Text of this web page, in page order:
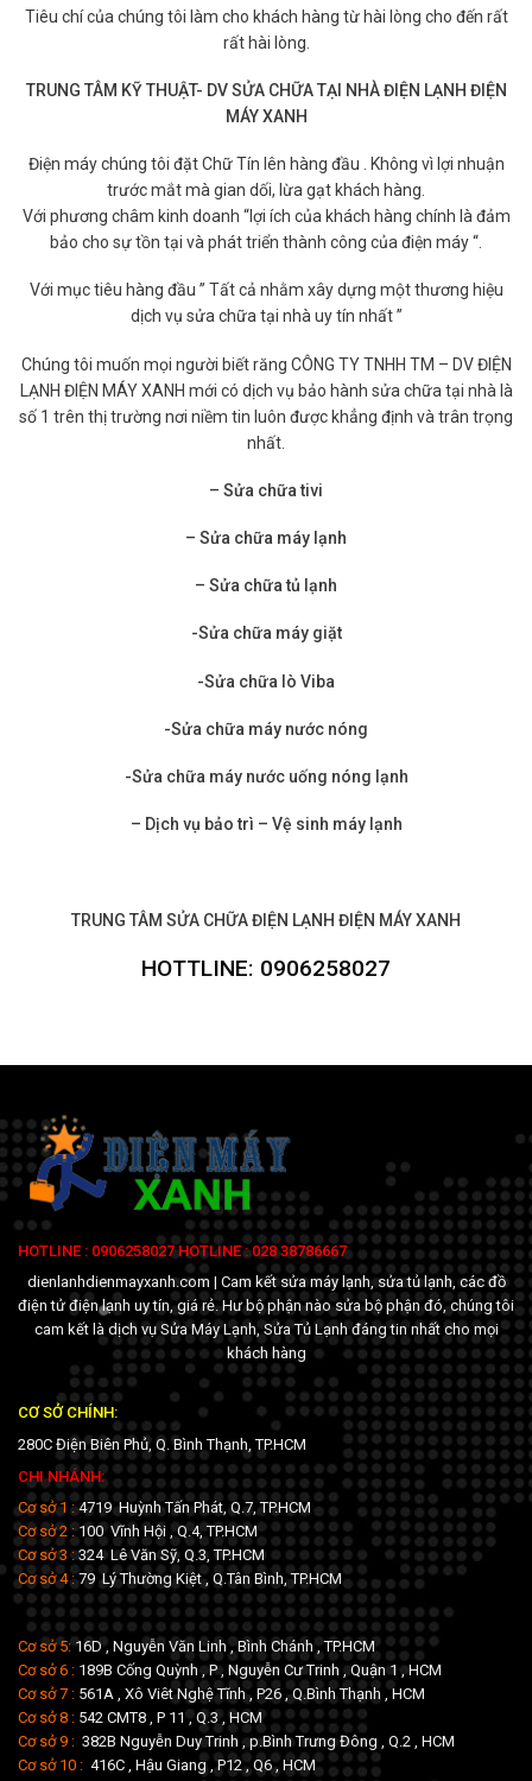
Tiêu chí của chúng tôi làm cho khách hàng từ hài lòng cho đến rất
rất hài lòng.
TRUNG TÂM KỸ THUẬT- DV SỬA CHỮA TẠI NHÀ ĐIỆN LẠNH ĐIỆN
MÁY XANH
Điện máy chúng tôi đặt Chữ Tín lên hàng đầu . Không vì lợi nhuận
trước mắt mà gian dối, lừa gạt khách hàng.
Với phương châm kinh doanh “lợi ích của khách hàng chính là đảm
bảo cho sự tồn tại và phát triển thành công của điện máy “.
Với mục tiêu hàng đầu ” Tất cả nhằm xây dựng một thương hiệu
dịch vụ sửa chữa tại nhà uy tín nhất ”
Chúng tôi muốn mọi người biết răng CÔNG TY TNHH TM – DV ĐIỆN
LẠNH ĐIỆN MÁY XANH mới có dịch vụ bảo hành sửa chữa tại nhà là
số 1 trên thị trường nơi niềm tin luôn được khẳng định và trân trọng
nhất.
– Sửa chữa tivi
– Sửa chữa máy lạnh
– Sửa chữa tủ lạnh
-Sửa chữa máy giặt
-Sửa chữa lò Viba
-Sửa chữa máy nước nóng
-Sửa chữa máy nước uống nóng lạnh
– Dịch vụ bảo trì – Vệ sinh máy lạnh
TRUNG TÂM SỬA CHỮA ĐIỆN LẠNH ĐIỆN MÁY XANH
HOTTLINE: 0906258027
HOTLINE : 0906258027 HOTLINE : 028 38786667
dienlanhdienmayxanh.com | Cam kết sửa máy lạnh, sửa tủ lạnh, các đồ
điện tử điện lạnh uy tín, giá rẻ. Hư bộ phận nào sửa bộ phận đó, chúng tôi
cam kết là dịch vụ Sửa Máy Lạnh, Sửa Tủ Lạnh đáng tin nhất cho mọi
khách hàng
CƠ SỞ CHÍNH:
280C Điện Biên Phủ, Q. Bình Thạnh, TP.HCM
CHI NHÁNH:
Cơ sở 1 :4719 Huỳnh Tấn Phát, Q.7, TP.HCM
Cơ sở 2 :100 Vĩnh Hội , Q.4, TP.HCM
Cơ sở 3 :324 Lê Văn Sỹ, Q.3, TP.HCM
Cơ sở 4 :79 Lý Thường Kiệt , Q.Tân Bình, TP.HCM
Cơ sở 5:16D , Nguyễn Văn Linh , Bình Chánh , TP.HCM
Cơ sở 6 : 189B Cống Quỳnh , P , Nguyễn Cư Trinh , Quận 1 , HCM
Cơ sở 7 : 561A , Xô Viêt Nghệ Tĩnh , P26 , Q.Bình Thạnh , HCM
Cơ sở 8 : 542 CMT8 , P 11 , Q.3 , HCM
Cơ sở 9 : 382B Nguyễn Duy Trinh , p.Bình Trưng Đông , Q.2 , HCM
Cơ sở 10 : 416C , Hậu Giang , P12 , Q6 , HCM